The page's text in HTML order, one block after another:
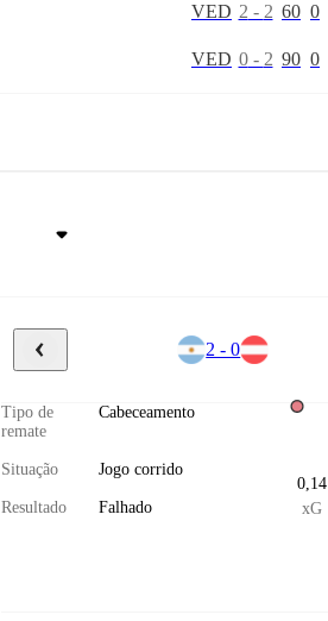
VED 2 - 2 60 0
VED 0- 2 90 0
2 - 0
Tipo de
remate
Cabeceamento
Situação Jogo corrido
Resultado Falhado
0,14
xG